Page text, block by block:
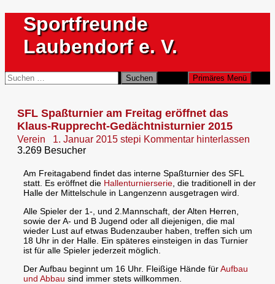
Inhalt
springen
Sportfreunde
Laubendorf e. V.
Suchen Primäres Menü
Suchen
nach:
SFL Spaßturnier am Freitag eröffnet das
Klaus-Rupprecht-Gedächtnisturnier 2015
Verein 1. Januar 2015 stepi Kommentar hinterlassen
3.269 Besucher
Am Freitagabend findet das interne Spaßturnier des SFL
statt. Es eröffnet die Hallenturnierserie , die traditionell in der
Halle der Mittelschule in Langenzenn ausgetragen wird.
Alle Spieler der 1-, und 2.Mannschaft, der Alten Herren,
sowie der A- und B Jugend oder all diejenigen, die mal
wieder Lust auf etwas Budenzauber haben, treffen sich um
18 Uhr in der Halle. Ein späteres einsteigen in das Turnier
ist für alle Spieler jederzeit möglich.
Der Aufbau beginnt um 16 Uhr. Fleißige Hände fürAufbau
und Abbau sind immer stets willkommen.